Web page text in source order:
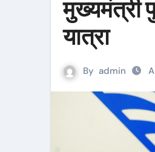
मुख्यमंत्री
यात्रा
By admin